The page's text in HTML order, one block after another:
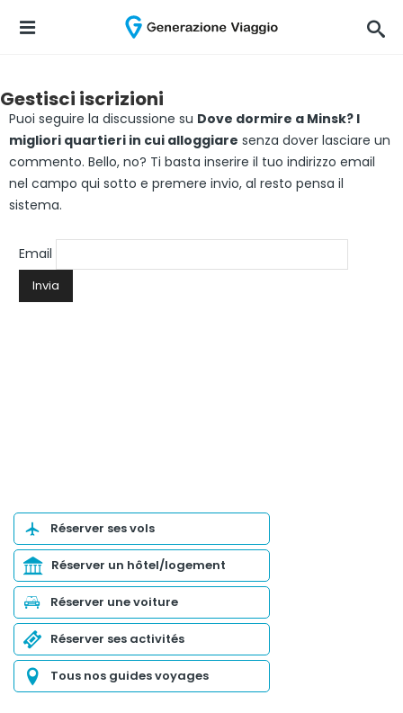
Gestisci iscrizioni
Puoi seguire la discussione su Dove dormire a Minsk? I
migliori quartieri in cui alloggiare senza dover lasciare un
commento. Bello, no? Ti basta inserire il tuo indirizzo email
nel campo qui sotto e premere invio, al resto pensa il
sistema.
Email
Réserver ses vols
Réserver un hôtel/logement
Réserver une voiture
Réserver ses activités
Tous nos guides voyages